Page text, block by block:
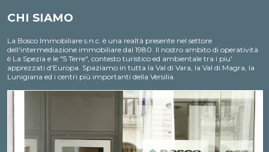
CHI SIAMO
La Bosco Immobiliare s.n.c. è una realtà presente nel settore
dell'intermediazione immobiliare dal 1980. Il nostro ambito di operatività
è La Spezia e le "5 Terre", contesto turistico ed ambientale tra i piu'
apprezzati d'Europa. Spaziamo in tutta la Val di Vara, la Val di Magra, la
Lunigiana ed i centri più importanti della Versilia.